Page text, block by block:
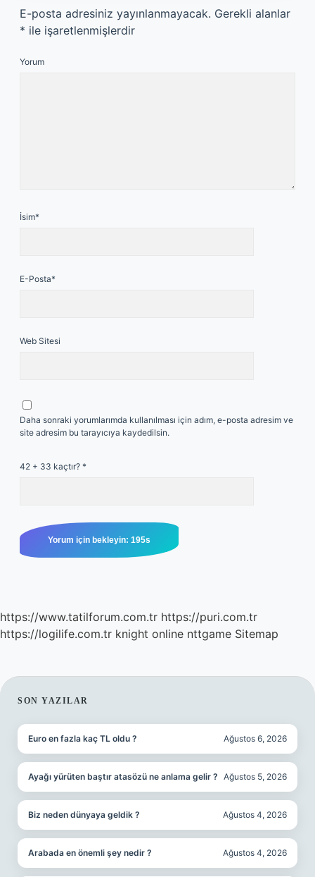
E-posta adresiniz yayınlanmayacak. Gerekli alanlar
* ile işaretlenmişlerdir
Yorum
İsim*
E-Posta*
Web Sitesi
Daha sonraki yorumlarımda kullanılması için adım, e-posta adresim ve
site adresim bu tarayıcıya kaydedilsin.
42 + 33 kaçtır? *
https://www.tatilforum.com.tr https://puri.com.tr
https://logilife.com.tr knight online nttgame Sitemap
SIDEBAR
SON YAZILAR
Euro en fazla kaç TL oldu ? Ağustos 6, 2026
Ayağı yürüten baştır atasözü ne anlama gelir ? Ağustos 5, 2026
Biz neden dünyaya geldik ? Ağustos 4, 2026
Arabada en önemli şey nedir ? Ağustos 4, 2026